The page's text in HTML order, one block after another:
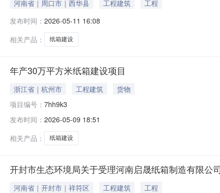
河南省｜周口市｜西华县 工程建筑
工程
发布时间： 2026-05-11 16:08
相关产品：
纸箱建设
年产30万平方米纸箱建设项目
浙江省｜杭州市 工程建筑
货物
项目编号： 7hh9k3
发布时间： 2026-05-09 18:51
相关产品：
纸箱建设
开封市生态环境局关于受理河南启晟纸箱制造有限
河南省｜开封市｜祥符区 工程建筑
工程